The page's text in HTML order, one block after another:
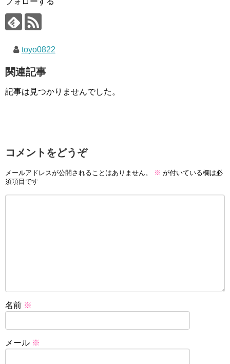
toyo0822
関連記事
記事は見つかりませんでした。
コメントをどうぞ
メールアドレスが公開されることはありません。 ※ が付いている欄は必
須項目です
名前 ※
メール ※